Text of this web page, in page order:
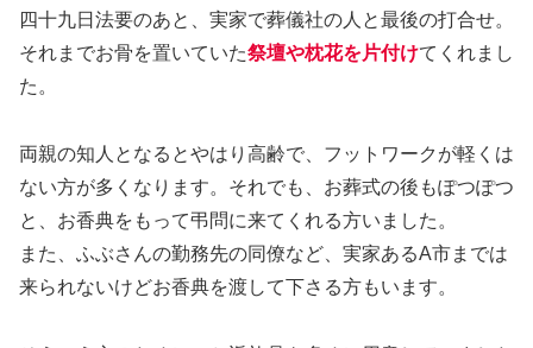
四十九日法要のあと、実家で葬儀社の人と最後の打合せ。
それまでお骨を置いていた祭壇や枕花を片付けてくれまし
た。
両親の知人となるとやはり高齢で、フットワークが軽くは
ない方が多くなります。それでも、お葬式の後もぽつぽつ
と、お香典をもって弔問に来てくれる方いました。
また、ふぶさんの勤務先の同僚など、実家あるA市までは
来られないけどお香典を渡して下さる方もいます。